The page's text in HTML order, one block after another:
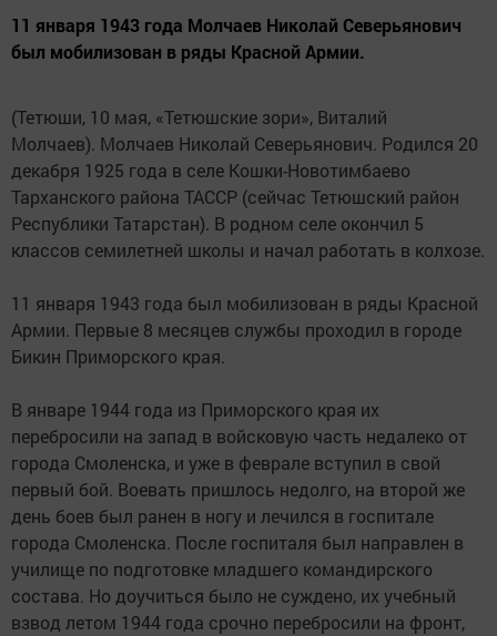
11 января 1943 года Молчаев Николай Северьянович
был мобилизован в ряды Красной Армии.
(Тетюши, 10 мая, «Тетюшские зори», Виталий
Молчаев). Молчаев Николай Северьянович. Родился 20
декабря 1925 года в селе Кошки-Новотимбаево
Тарханского района ТАССР (сейчас Тетюшский район
Республики Татарстан). В родном селе окончил 5
классов семилетней школы и начал работать в колхозе.
11 января 1943 года был мобилизован в ряды Красной
Армии. Первые 8 месяцев службы проходил в городе
Бикин Приморского края.
В январе 1944 года из Приморского края их
перебросили на запад в войсковую часть недалеко от
города Смоленска, и уже в феврале вступил в свой
первый бой. Воевать пришлось недолго, на второй же
день боев был ранен в ногу и лечился в госпитале
города Смоленска. После госпиталя был направлен в
училище по подготовке младшего командирского
состава. Но доучиться было не суждено, их учебный
взвод летом 1944 года срочно перебросили на фронт,